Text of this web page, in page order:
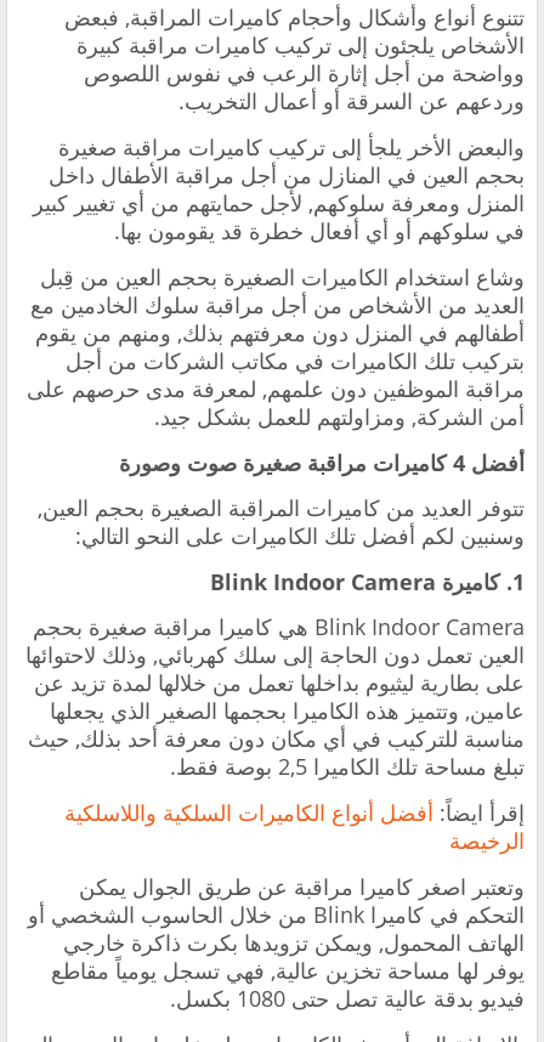
تتنوع أنواع وأشكال وأحجام كاميرات المراقبة, فبعض
الأشخاص يلجئون إلى تركيب كاميرات مراقبة كبيرة
وواضحة من أجل إثارة الرعب في نفوس اللصوص
وردعهم عن السرقة أو أعمال التخريب.
والبعض الأخر يلجأ إلى تركيب كاميرات مراقبة صغيرة
بحجم العين في المنازل من أجل مراقبة الأطفال داخل
المنزل ومعرفة سلوكهم, لأجل حمايتهم من أي تغيير كبير
في سلوكهم أو أي أفعال خطرة قد يقومون بها.
وشاع استخدام الكاميرات الصغيرة بحجم العين من قِبل
العديد من الأشخاص من أجل مراقبة سلوك الخادمين مع
أطفالهم في المنزل دون معرفتهم بذلك, ومنهم من يقوم
بتركيب تلك الكاميرات في مكاتب الشركات من أجل
مراقبة الموظفين دون علمهم, لمعرفة مدى حرصهم على
أمن الشركة, ومزاولتهم للعمل بشكل جيد.
أفضل 4
كاميرات مراقبة صغيرة صوت وصورة
تتوفر العديد من كاميرات المراقبة الصغيرة بحجم العين,
وسنبين لكم أفضل تلك الكاميرات على النحو التالي:
1. كاميرة Blink Indoor Camera
Blink Indoor Camera هي كاميرا مراقبة صغيرة بحجم
العين تعمل دون الحاجة إلى سلك كهربائي, وذلك لاحتوائها
على بطارية ليثيوم بداخلها تعمل من خلالها لمدة تزيد عن
عامين, وتتميز هذه الكاميرا بحجمها الصغير الذي يجعلها
مناسبة للتركيب في أي مكان دون معرفة أحد بذلك, حيث
تبلغ مساحة تلك الكاميرا 2,5 بوصة فقط.
إقرأ ايضاً: أفضل أنواع الكاميرات السلكية واللاسلكية
الرخيصة
وتعتبر اصغر كاميرا مراقبة عن طريق الجوال يمكن
التحكم في كاميرا Blink من خلال الحاسوب الشخصي أو
الهاتف المحمول, ويمكن تزويدها بكرت ذاكرة خارجي
يوفر لها مساحة تخزين عالية, فهي تسجل يومياً مقاطع
فيديو بدقة عالية تصل حتى 1080 بكسل.